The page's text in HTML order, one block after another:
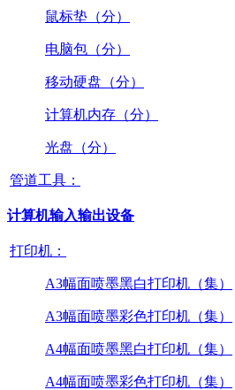
鼠标垫（分）
电脑包（分）
移动硬盘（分）
计算机内存（分）
光盘（分）
管道工具：
计算机输入输出设备
打印机：
A3幅面喷墨黑白打印机（集）
A3幅面喷墨彩色打印机（集）
A4幅面喷墨黑白打印机（集）
A4幅面喷墨彩色打印机（集）